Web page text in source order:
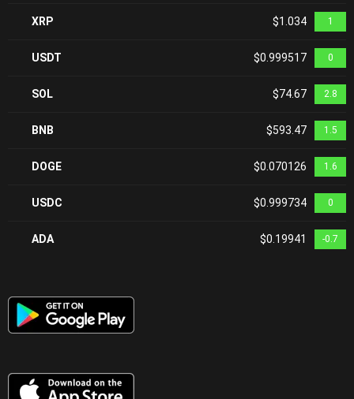
XRP $1.034 1
USDT $0.999517 0
SOL $74.67 2.8
BNB $593.47 1.5
DOGE $0.070126 1.6
USDC $0.999734 0
ADA $0.19941 -0.7